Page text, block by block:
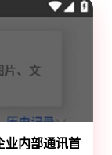
业内部通讯首